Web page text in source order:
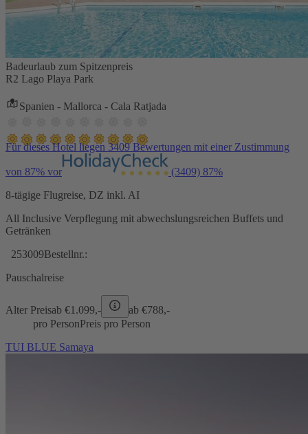
Badeurlaub zum Spitzenpreis
R2 Lago Playa Park
Spanien - Mallorca - Cala Ratjada
Für dieses Hotel liegen 3409 Bewertungen mit einer Zustimmung
von 87% vor (3409) 87%
8-tägige Flugreise, DZ inkl. AI
All Inclusive Verpflegung mit abwechslungsreichen Buffets und
Getränken
253009Bestellnr.:
Pauschalreise
Alter Preisab €1.099,- ab €788,-
pro PersonPreis pro Person
TUI BLUE Samaya